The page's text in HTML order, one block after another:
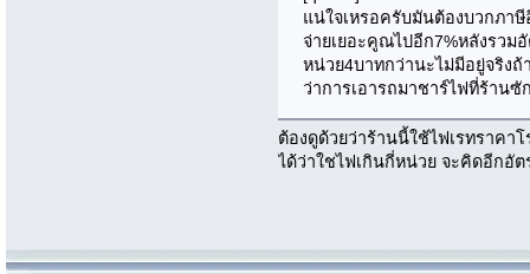
แน่ใจเหรอครับมันต้องบวกภา
จ่ายเยอะคูณไปอีก7%หลังรว
หน่วย4บาทกว่านะไม่มีอยู่จริง
ว่าการเอารถมาชาร์ไฟที่ร้านซั
ต้องดูด้วยว่าร้านนี้ใช้ไฟเรทราคา
ได้ว่าใชไฟเกินกี่หน่วย จะคิดอีกอัต